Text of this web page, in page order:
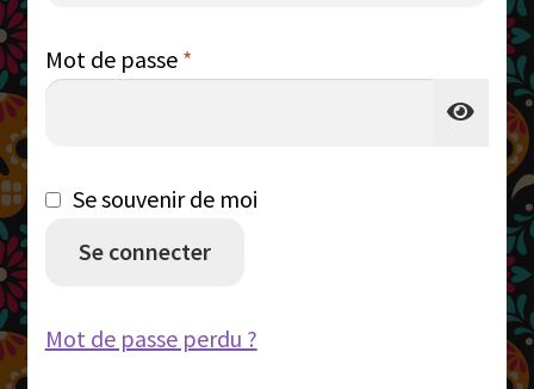
Mot de passe *Obligatoire
Se souvenir de moi
Se connecter
Mot de passe perdu ?